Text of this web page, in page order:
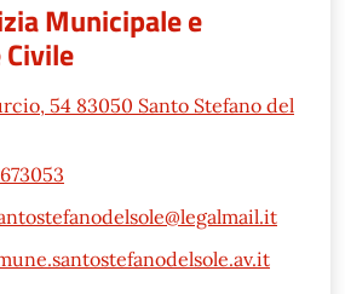
Municipale e
54 83050 Santo Stefano del